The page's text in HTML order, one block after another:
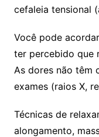
cefaleia tensional
Você pode
ter percebido que
As dores não têm
exames (raios X,
Técnicas de
alongamento,